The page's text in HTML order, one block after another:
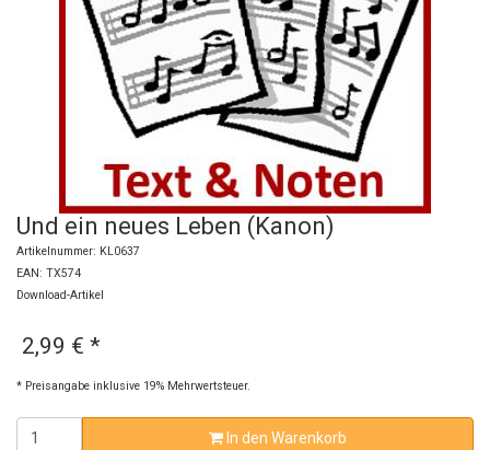
Und ein neues Leben (Kanon)
Artikelnummer: KL0637
EAN: TX574
Download-Artikel
2,99 € *
* Preisangabe inklusive 19% Mehrwertsteuer.
In den Warenkorb